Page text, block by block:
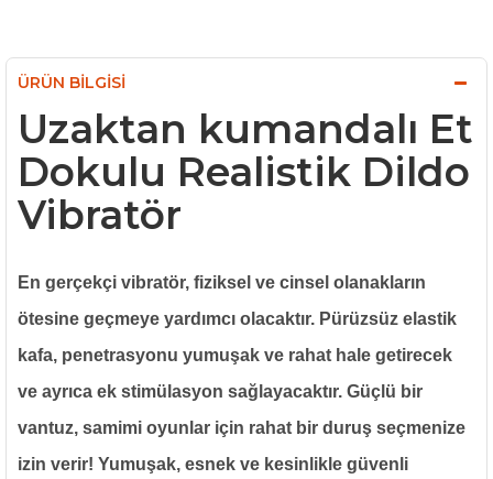
ÜRÜN BILGISI
Uzaktan kumandalı Et
Dokulu Realistik Dildo
Vibratör
En gerçekçi vibratör, fiziksel ve cinsel olanakların
ötesine geçmeye yardımcı olacaktır. Pürüzsüz elastik
kafa, penetrasyonu yumuşak ve rahat hale getirecek
ve ayrıca ek stimülasyon sağlayacaktır. Güçlü bir
vantuz, samimi oyunlar için rahat bir duruş seçmenize
izin verir! Yumuşak, esnek ve kesinlikle güvenli